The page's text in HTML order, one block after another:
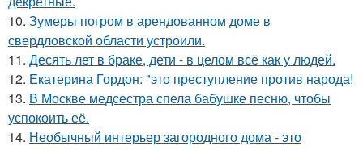
10. Зумеры погром в арендованном доме в
свердловской области устроили.
11. Десять лет в браке, дети - в целом всё как у людей.
12. Екатерина Гордон: "это преступление против народа!
13. В Москве медсестра спела бабушке песню, чтобы
успокоить её.
14. Необычный интерьер загородного дома - это